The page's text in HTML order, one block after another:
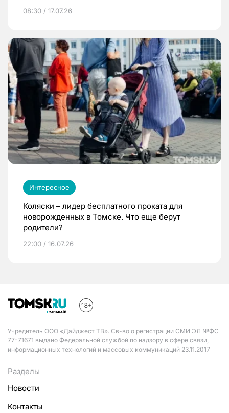
08:30 / 17.07.26
Интересное
Коляски – лидер бесплатного проката для
новорожденных в Томске. Что еще берут
родители?
22:00 / 16.07.26
Учредитель ООО «Дайджест ТВ». Св-во о регистрации СМИ ЭЛ №ФС
77-71671 выдано Федеральной службой по надзору в сфере связи,
информационных технологий и массовых коммуникаций 23.11.2017
Разделы
Новости
Контакты